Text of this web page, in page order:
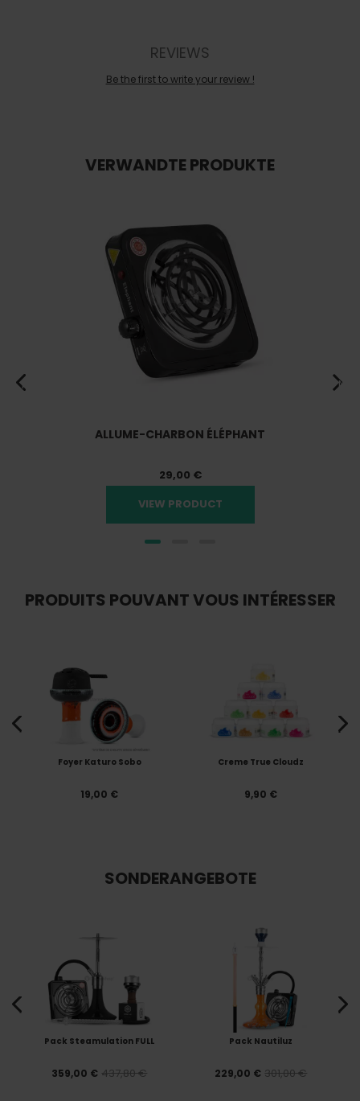
REVIEWS
Be the first to write your review !
VERWANDTE PRODUKTE
ALLUME-CHARBON ÉLÉPHANT
29,00 €
VIEW PRODUCT
Prev
PRODUITS POUVANT VOUS INTÉRESSER
Foyer Katuro Sobo
19,00 €
Creme True Cloudz
9,90 €
SONDERANGEBOTE
Pack Steamulation FULL
359,00 € 437,80 €
Pack Nautiluz
229,00 € 301,00 €